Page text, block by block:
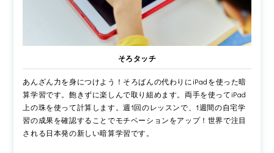
そろタッチ
あんざん力を身につけよう！そろばんの代わりにiPadを使った暗
算学習です。飽きずに楽しんで取り組めます。両手を使ってiPad
上の珠を使って計算します。週1回のレッスンで、1週間の自宅学
習の成果を確認することでモチベーションをアップ！世界で注目
される日本発の新しい暗算学習です。